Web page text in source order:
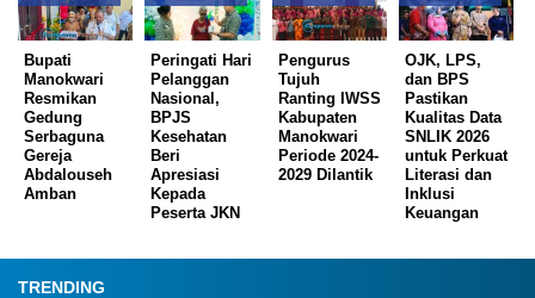
Bupati
Manokwari
Resmikan
Gedung
Serbaguna
Gereja
Abdalouseh
Amban
Peringati Hari
Pelanggan
Nasional,
BPJS
Kesehatan
Beri
Apresiasi
Kepada
Peserta JKN
Pengurus
Tujuh
Ranting IWSS
Kabupaten
Manokwari
Periode 2024-
2029 Dilantik
OJK, LPS,
dan BPS
Pastikan
Kualitas Data
SNLIK 2026
untuk Perkuat
Literasi dan
Inklusi
Keuangan
TRENDING